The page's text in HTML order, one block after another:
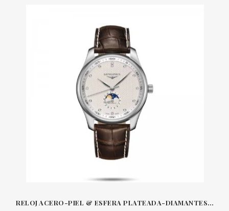
RELOJ ACERO-PIEL & ESFERA PLATEADA-DIAMANTES 42 MM FASE LUNAR MASTER COLLECTION LONGINES L2919SL